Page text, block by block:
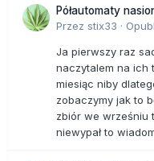
Półautomaty
Przez stix33 ·
Ja pierwszy raz
naczytalem na ich
miesiąc niby
zobaczymy jak to
zbiór we wrześniu
niewypał to